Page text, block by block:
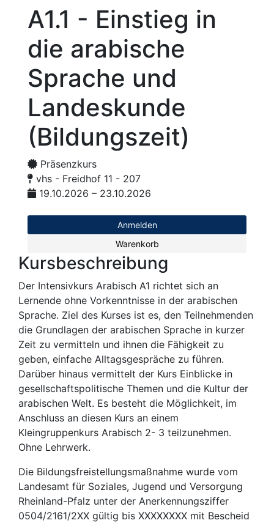
A1.1 - Einstieg in
die arabische
Sprache und
Landeskunde
(Bildungszeit)
Präsenzkurs
vhs - Freidhof 11 - 207
19.10.2026 – 23.10.2026
Anmelden
Warenkorb
Kursbeschreibung
Der Intensivkurs Arabisch A1 richtet sich an
Lernende ohne Vorkenntnisse in der arabischen
Sprache. Ziel des Kurses ist es, den Teilnehmenden
die Grundlagen der arabischen Sprache in kurzer
Zeit zu vermitteln und ihnen die Fähigkeit zu
geben, einfache Alltagsgespräche zu führen.
Darüber hinaus vermittelt der Kurs Einblicke in
gesellschaftspolitische Themen und die Kultur der
arabischen Welt. Es besteht die Möglichkeit, im
Anschluss an diesen Kurs an einem
Kleingruppenkurs Arabisch 2- 3 teilzunehmen.
Ohne Lehrwerk.
Die Bildungsfreistellungsmaßnahme wurde vom
Landesamt für Soziales, Jugend und Versorgung
Rheinland-Pfalz unter der Anerkennungsziffer
0504/2161/2XX gültig bis XXXXXXXX mit Bescheid